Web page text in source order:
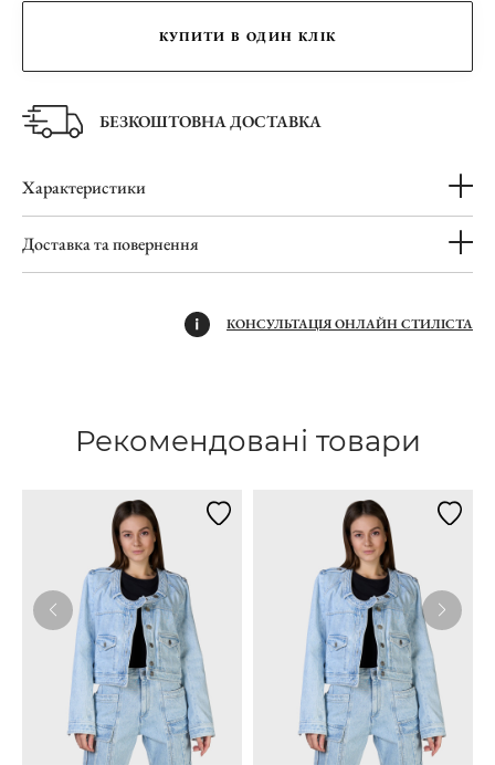
КУПИТИ В ОДИН КЛІК
БЕЗКОШТОВНА ДОСТАВКА
Характеристики
Доставка та повернення
КОНСУЛЬТАЦІЯ ОНЛАЙН СТИЛІСТА
Рекомендовані товари